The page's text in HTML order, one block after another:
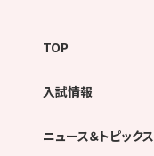
TOP
入試情報
ニュース＆トピックス